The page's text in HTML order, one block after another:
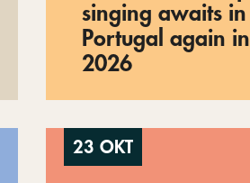
singing awaits in
Portugal again in
2026
23 OKT